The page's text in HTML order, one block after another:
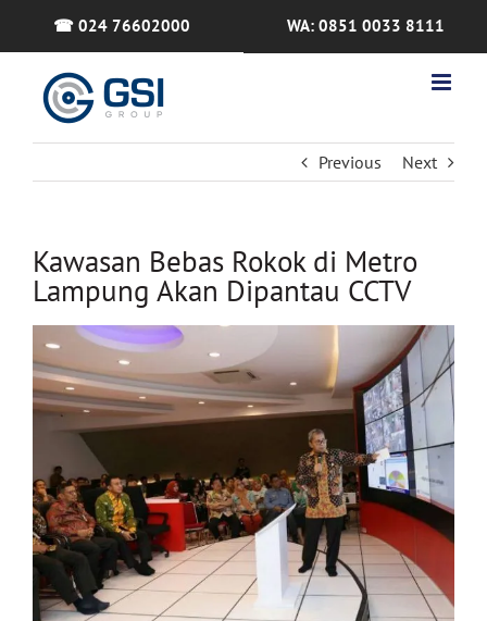
☎ 024 76602000 WA: 0851 0033 8111
Previous Next
Kawasan Bebas Rokok di Metro
Lampung Akan Dipantau CCTV